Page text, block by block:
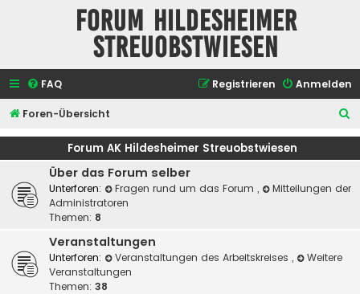
Forum Hildesheimer
Streuobstwiesen
FAQ Anmelden
Registrieren
Foren-Übersicht
u
Forum AK Hildesheimer Streuobstwiesen
Über das Forum selber
Unterforen: Fragen rund um das Forum ,
Mitteilungen der
Administratoren
Themen: 8
Veranstaltungen
Unterforen: Veranstaltungen des Arbeitskreises ,
Weitere
Veranstaltungen
Themen: 38